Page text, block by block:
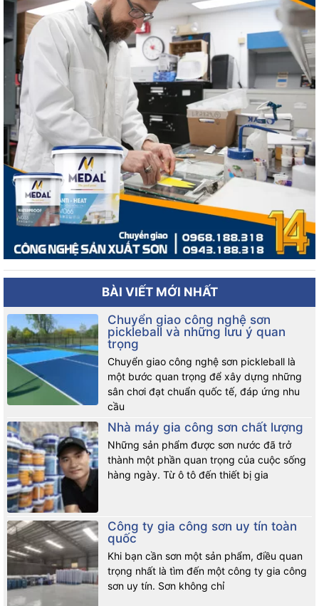
BÀI VIẾT MỚI NHẤT
Chuyển giao công nghệ sơn
pickleball và những lưu ý quan
trọng
Chuyển giao công nghệ sơn pickleball là
một bước quan trọng để xây dựng những
sân chơi đạt chuẩn quốc tế, đáp ứng nhu
cầu
Nhà máy gia công sơn chất lượng
Những sản phẩm được sơn nước đã trở
thành một phần quan trọng của cuộc sống
hàng ngày. Từ ô tô đến thiết bị gia
Công ty gia công sơn uy tín toàn
quốc
Khi bạn cần sơn một sản phẩm, điều quan
trọng nhất là tìm đến một công ty gia công
sơn uy tín. Sơn không chỉ